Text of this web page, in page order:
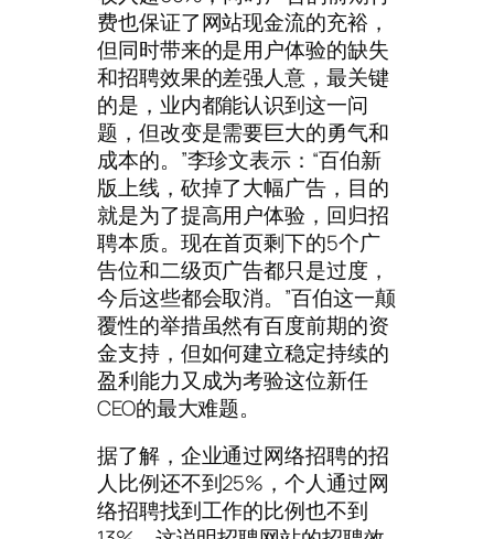
费也保证了网站现金流的充裕，
但同时带来的是用户体验的缺失
和招聘效果的差强人意，最关键
的是，业内都能认识到这一问
题，但改变是需要巨大的勇气和
成本的。”李珍文表示：“百伯新
版上线，砍掉了大幅广告，目的
就是为了提高用户体验，回归招
聘本质。现在首页剩下的5个广
告位和二级页广告都只是过度，
今后这些都会取消。”百伯这一颠
覆性的举措虽然有百度前期的资
金支持，但如何建立稳定持续的
盈利能力又成为考验这位新任
CEO的最大难题。
据了解，企业通过网络招聘的招
人比例还不到25%，个人通过网
络招聘找到工作的比例也不到